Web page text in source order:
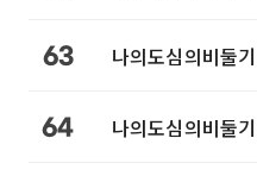
63 나의도심의비둘기
64 나의도심의비둘기